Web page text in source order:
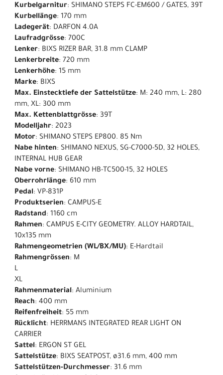
Kurbelgarnitur: SHIMANO STEPS FC-EM600 / GATES, 39T
Kurbellänge: 170 mm
Ladegerät: DARFON 4.0A
Laufradgrösse: 700C
Lenker: BIXS RIZER BAR, 31.8 mm CLAMP
Lenkerbreite: 720 mm
Lenkerhöhe: 15 mm
Marke: BIXS
Max. Einstecktiefe der Sattelstütze: M: 240 mm, L: 280
mm, XL: 300 mm
Max. Kettenblattgrösse: 39T
Modelljahr: 2023
Motor: SHIMANO STEPS EP800. 85 Nm
Nabe hinten: SHIMANO NEXUS, SG-C7000-5D, 32 HOLES,
INTERNAL HUB GEAR
Nabe vorne: SHIMANO HB-TC500-15, 32 HOLES
Oberrohrlänge: 610 mm
Pedal: VP-831P
Produktserien: CAMPUS-E
Radstand: 1160 cm
Rahmen: CAMPUS E-CITY GEOMETRY. ALLOY HARDTAIL,
10x135 mm
Rahmengeometrien (WL/BX/MU): E-Hardtail
Rahmengrössen: M
L
XL
Rahmenmaterial: Aluminium
Reach: 400 mm
Reifenfreiheit: 55 mm
Rücklicht: HERRMANS INTEGRATED REAR LIGHT ON
CARRIER
Sattel: ERGON ST GEL
Sattelstütze: BIXS SEATPOST, ø31.6 mm, 400 mm
Sattelstützen-Durchmesser: 31.6 mm